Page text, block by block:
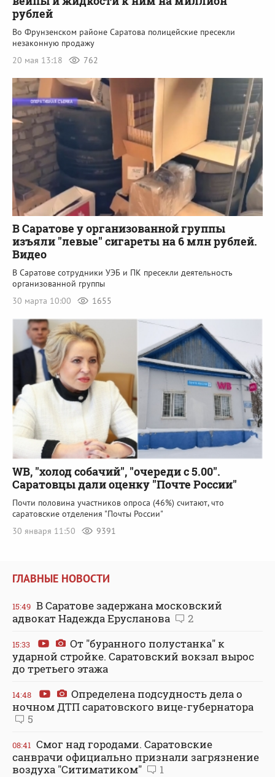
рублей
Во Фрунзенском районе Саратова полицейские пресекли
незаконную продажу
20 мая 13:18
762
В Саратове у организованной группы
изъяли "левые" сигареты на 6 млн рублей.
Видео
В Саратове сотрудники УЭБ и ПК пресекли деятельность
организованной группы
30 марта 10:00
1655
WB, "холод собачий", "очереди с 5.00".
Саратовцы дали оценку "Почте России"
Почти половина участников опроса (46%) считают, что
саратовские отделения "Почты России"
30 января 11:50
9391
ГЛАВНЫЕ НОВОСТИ
15:49 В Саратове задержана московский
адвокат Надежда Ерусланова
2
15:33
От "буранного полустанка" к
ударной стройке. Саратовский вокзал вырос
до третьего этажа
14:48
Определена подсудность дела о
ночном ДТП саратовского вице-губернатора
5
08:41 Смог над городами. Саратовские
санврачи официально признали загрязнение
воздуха "Ситиматиком"
1